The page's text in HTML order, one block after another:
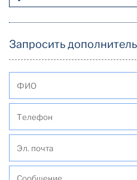
Запросить